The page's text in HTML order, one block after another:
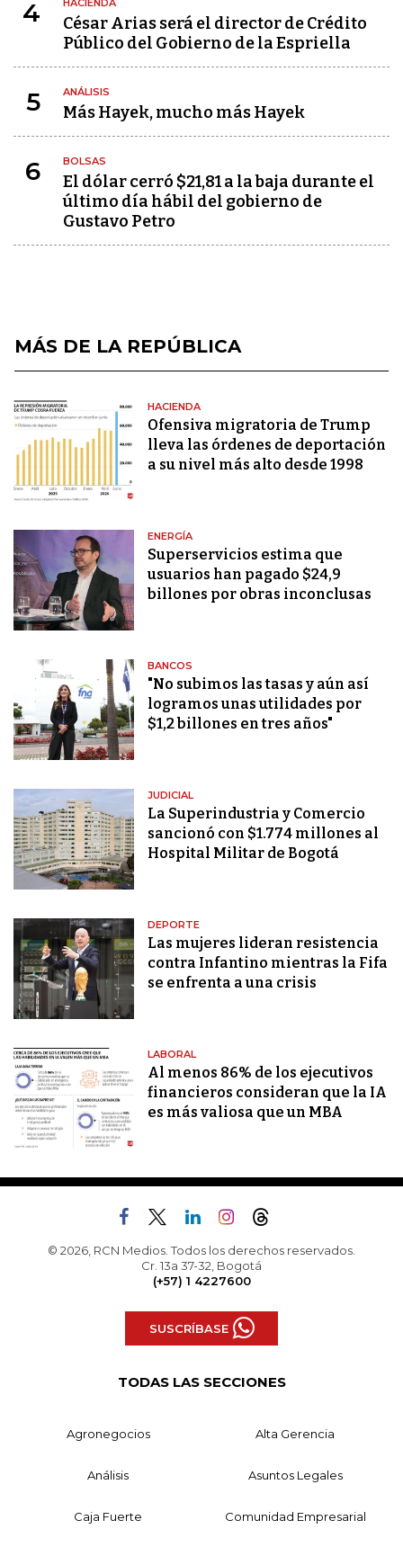
4 HACIENDA
César Arias será el director de Crédito
Público del Gobierno de la Espriella
5 ANÁLISIS
Más Hayek, mucho más Hayek
6 BOLSAS
El dólar cerró $21,81 a la baja durante el
último día hábil del gobierno de
Gustavo Petro
MÁS DE LA REPÚBLICA
HACIENDA
Ofensiva migratoria de Trump
lleva las órdenes de deportación
a su nivel más alto desde 1998
ENERGÍA
Superservicios estima que
usuarios han pagado $24,9
billones por obras inconclusas
BANCOS
"No subimos las tasas y aún así
logramos unas utilidades por
$1,2 billones en tres años"
JUDICIAL
La Superindustria y Comercio
sancionó con $1.774 millones al
Hospital Militar de Bogotá
DEPORTE
Las mujeres lideran resistencia
contra Infantino mientras la Fifa
se enfrenta a una crisis
LABORAL
Al menos 86% de los ejecutivos
financieros consideran que la IA
es más valiosa que un MBA
© 2026, RCN Medios. Todos los derechos reservados.
Cr. 13a 37-32, Bogotá
(+57) 1 4227600
SUSCRÍBASE
TODAS LAS SECCIONES
Agronegocios Alta Gerencia
Análisis Asuntos Legales
Caja Fuerte Comunidad Empresarial